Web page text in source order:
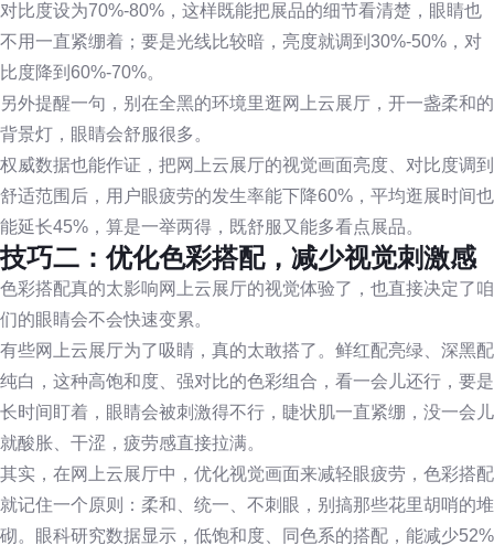
对比度设为70%-80%，这样既能把展品的细节看清楚，眼睛也
不用一直紧绷着；要是光线比较暗，亮度就调到30%-50%，对
比度降到60%-70%。
另外提醒一句，别在全黑的环境里逛网上云展厅，开一盏柔和的
背景灯，眼睛会舒服很多。
权威数据也能作证，把网上云展厅的视觉画面亮度、对比度调到
舒适范围后，用户眼疲劳的发生率能下降60%，平均逛展时间也
能延长45%，算是一举两得，既舒服又能多看点展品。
技巧二：优化色彩搭配，减少视觉刺激感
色彩搭配真的太影响网上云展厅的视觉体验了，也直接决定了咱
们的眼睛会不会快速变累。
有些网上云展厅为了吸睛，真的太敢搭了。鲜红配亮绿、深黑配
纯白，这种高饱和度、强对比的色彩组合，看一会儿还行，要是
长时间盯着，眼睛会被刺激得不行，睫状肌一直紧绷，没一会儿
就酸胀、干涩，疲劳感直接拉满。
其实，在网上云展厅中，优化视觉画面来减轻眼疲劳，色彩搭配
就记住一个原则：柔和、统一、不刺眼，别搞那些花里胡哨的堆
砌。眼科研究数据显示，低饱和度、同色系的搭配，能减少52%